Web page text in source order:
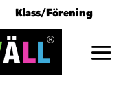
Klass/Förening